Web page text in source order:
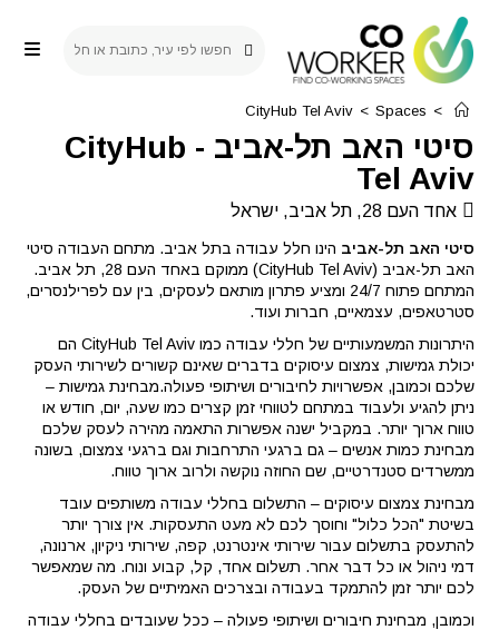
content
>
Spaces
>
CityHub Tel Aviv
סיטי האב תל-אביב -
CityHub
Tel Aviv
אחד העם 28, תל אביב, ישראל
סיטי האב תל-אביב הינו חלל עבודה בתל אביב. מתחם העבודה סיטי
האב תל-אביב (CityHub Tel Aviv) ממוקם באחד העם 28, תל אביב.
המתחם פתוח 24/7 ומציע פתרון מותאם לעסקים, בין עם לפרילנסרים,
סטרטאפים, עצמאיים, חברות ועוד.
היתרונות המשמעותיים של חללי עבודה כמו CityHub Tel Aviv הם
יכולת גמישות, צמצום עיסוקים בדברים שאינם קשורים לשירותי העסק
שלכם וכמובן, אפשרויות לחיבורים ושיתופי פעולה.מבחינת גמישות –
ניתן להגיע ולעבוד במתחם לטווחי זמן קצרים כמו שעה, יום, חודש או
טווח ארוך יותר. במקביל ישנה אפשרות התאמה מהירה לעסק שלכם
מבחינת כמות אנשים – גם ברגעי התרחבות וגם ברגעי צמצום, בשונה
ממשרדים סטנדרטיים, שם החוזה נוקשה ולרוב ארוך טווח.
מבחינת צמצום עיסוקים – התשלום בחללי עבודה משותפים עובד
בשיטת "הכל כלול" וחוסך לכם לא מעט התעסקות. אין צורך יותר
להתעסק בתשלום עבור שירותי אינטרנט, קפה, שירותי ניקיון, ארנונה,
דמי ניהול או כל דבר אחר. תשלום אחד, קל, קבוע ונוח. מה שמאפשר
לכם יותר זמן להתמקד בעבודה ובצרכים האמיתיים של העסק.
וכמובן, מבחינת חיבורים ושיתופי פעולה – ככל שעובדים בחללי עבודה